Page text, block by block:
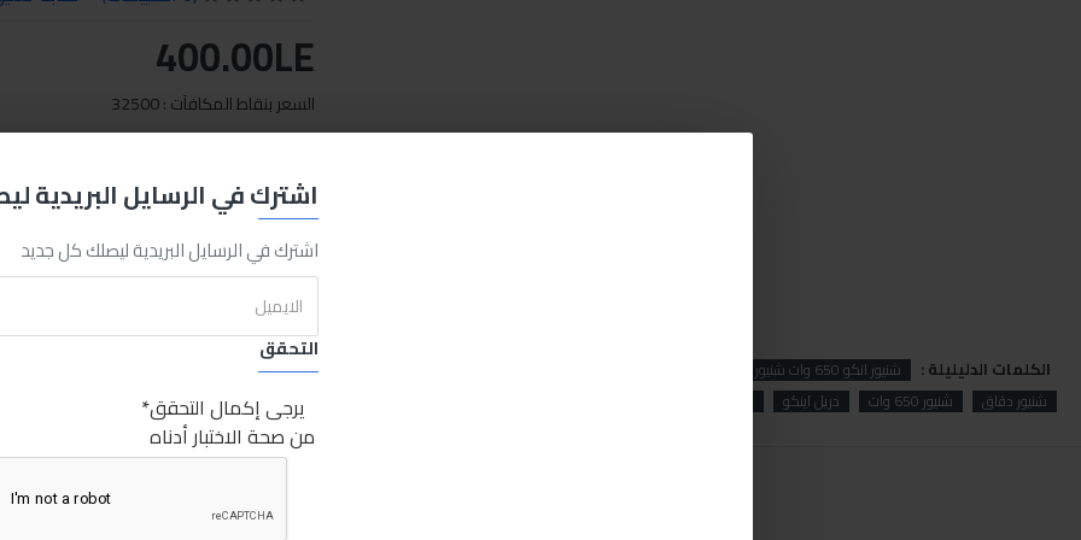
اشترك في الرسايل البريدية
اشترك في الرسايل البريدية ليصلك كل جديد
التحقق
يرجى إكمال التحقق
من صحة الاختبار أدناه
400.00LE
السعر بنقاط المكافآت : 32500
REQUEST MORE INFO
الكلمات الدليليلة : شنيور انكو 650 وات شنيور انكو 650 وات شنيور اينكو
شنيور دقاق
شنيور 650 وات دريل اينكو 6508
ingco id6508